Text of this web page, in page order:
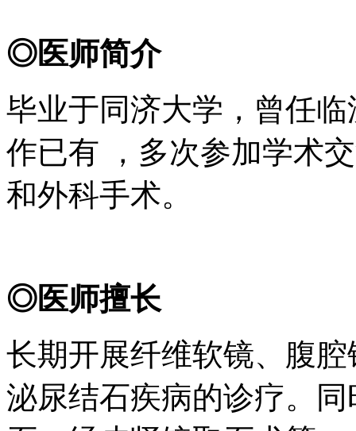
◎医师简介
毕业于同济大学，曾任
作已有 ，多次参加学术
和外科手术。
◎医师擅长
长期开展纤维软镜、腹
泌尿结石疾病的诊疗。